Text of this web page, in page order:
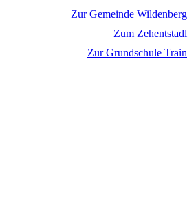
Zur Gemeinde Wildenberg
Zum Zehentstadl
Zur Grundschule Train